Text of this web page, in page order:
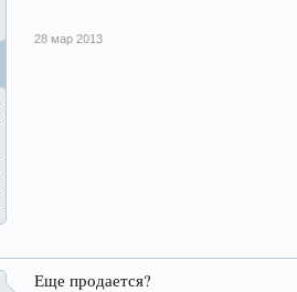
28 мар 2013
Еще продается?